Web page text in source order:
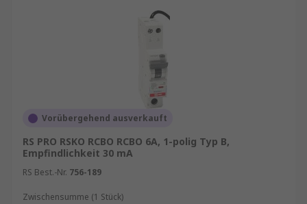
Vorübergehend ausverkauft
RS PRO RSKO RCBO RCBO 6A, 1-polig Typ B,
Empfindlichkeit 30 mA
RS Best.-Nr. 756-189
Zwischensumme (1 Stück)